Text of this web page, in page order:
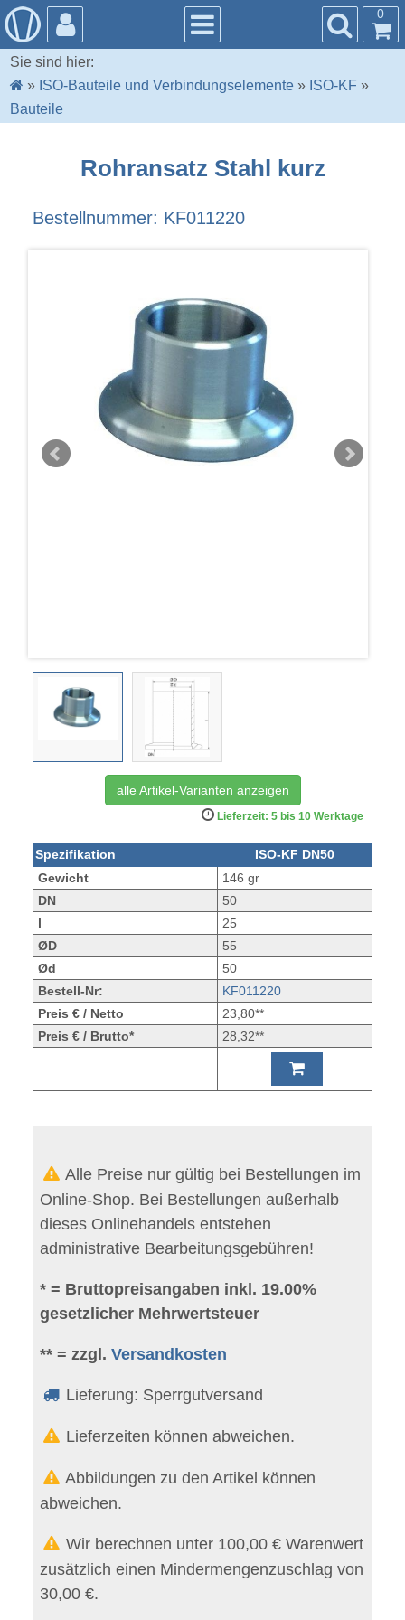
0
Sie sind hier:
» ISO-Bauteile und Verbindungselemente » ISO-KF »
Bauteile
Rohransatz Stahl kurz
Bestellnummer: KF011220
alle Artikel-Varianten anzeigen
Lieferzeit: 5 bis 10 Werktage
Spezifikation
ISO-KF DN50
Gewicht
146 gr
DN
50
l
25
ØD
55
Ød
50
Bestell-Nr:
KF011220
Preis € / Netto
23,80**
Preis € / Brutto*
28,32**
Alle Preise nur gültig bei Bestellungen im
Online-Shop. Bei Bestellungen außerhalb
dieses Onlinehandels entstehen
administrative Bearbeitungsgebühren!
* = Bruttopreisangaben inkl. 19.00%
gesetzlicher Mehrwertsteuer
** = zzgl.Versandkosten
Lieferung: Sperrgutversand
Lieferzeiten können abweichen.
Abbildungen zu den Artikel können
abweichen.
Wir berechnen unter 100,00 € Warenwert
zusätzlich einen Mindermengenzuschlag von
30,00 €.